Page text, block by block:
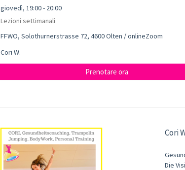
giovedì, 19:00 - 20:00
Lezioni settimanali
FFWO, Solothurnerstrasse 72, 4600 Olten / onlineZoom
Cori W.
Prenotare ora
Cori
Die